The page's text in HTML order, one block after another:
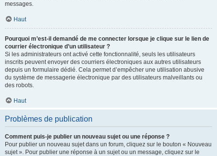
messages.
Haut
Pourquoi m’est-il demandé de me connecter lorsque je clique sur le lien de
courrier électronique d’un utilisateur ?
Si les administrateurs ont activé cette fonctionnalité, seuls les utilisateurs
inscrits peuvent envoyer des courriers électroniques aux autres utilisateurs
depuis un formulaire dédié. Cela permet d’empêcher une utilisation abusive
du système de messagerie électronique par des utilisateurs malveillants ou
des robots.
Haut
Problèmes de publication
Comment puis-je publier un nouveau sujet ou une réponse ?
Pour publier un nouveau sujet dans un forum, cliquez sur le bouton « Nouveau
sujet ». Pour publier une réponse à un sujet ou un message, cliquez sur le